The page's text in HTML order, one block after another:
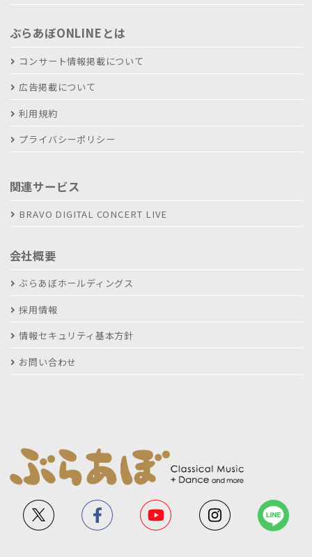
ぶらあぼONLINEとは
コンサート情報掲載について
広告掲載について
利用規約
プライバシーポリシー
関連サービス
BRAVO DIGITAL CONCERT LIVE
会社概要
ぶらあぼホールディングス
採用情報
情報セキュリティ基本方針
お問い合わせ